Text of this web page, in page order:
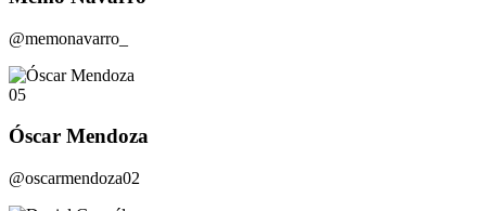
@memonavarro_
05
Óscar Mendoza
@oscarmendoza02